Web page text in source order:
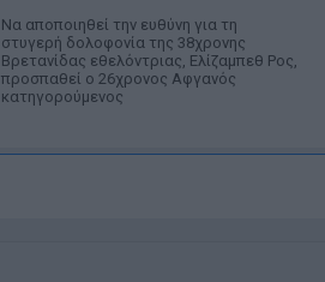
Να αποποιηθεί την ευθύνη για τη
στυγερή δολοφονία της 38χρονης
Βρετανίδας εθελόντριας, Ελίζαμπεθ Ρος,
προσπαθεί ο 26χρονος Αφγανός
κατηγορούμενος